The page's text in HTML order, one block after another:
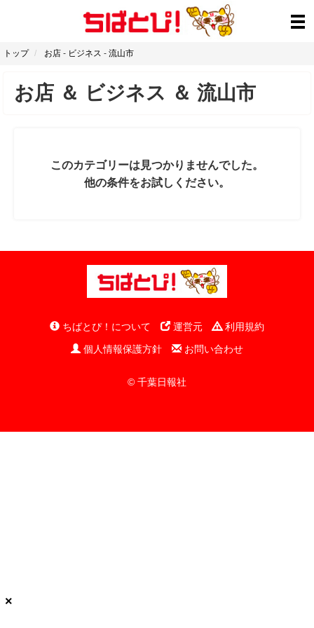
トップ お店 - ビジネス - 流山市
お店 ＆ ビジネス ＆ 流山市
このカテゴリーは見つかりませんでした。
他の条件をお試しください。
ちばとぴ！について 運営元
利用規約
個人情報保護方針
お問い合わせ
© 千葉日報社
×